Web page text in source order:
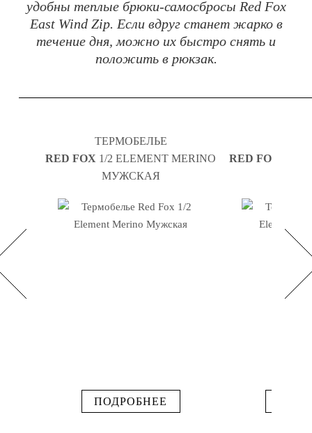
удобны теплые брюки-самосбросы Red Fox
East Wind Zip. Если вдруг станет жарко в
течение дня, можно их быстро снять и
положить в рюкзак.
ТЕРМОБЕЛЬЕ
RED FOX 1/2 ELEMENT MERINO
МУЖСКАЯ
ПОДРОБНЕЕ
RED FOX